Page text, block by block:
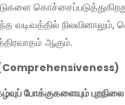
வடிவத்தில் நிலவினாலும்,
ஆகும்.
Comprehensiveness)
போக்குகளையும்புறநிலை